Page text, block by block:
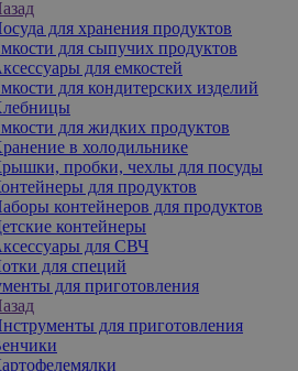
для хранения продуктов
для сыпучих продуктов
для емкостей
для кондитерских изделий
для жидких продуктов
в холодильнике
пробки, чехлы для посуды
для продуктов
контейнеров для продуктов
контейнеры
для СВЧ
для специй
для приготовления
для приготовления